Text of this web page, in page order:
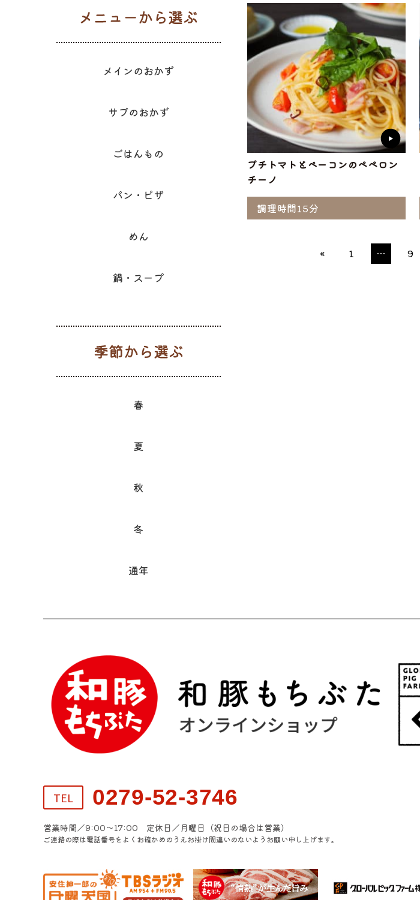
プチトマトとベーコンのペペロン
チーノ
調理時間15分
« 1 … 9
メインのおかず
サブのおかず
ごはんもの
パン・ピザ
めん
鍋・スープ
春
夏
秋
冬
通年
TEL 0279-52-3746
営業時間／9:00～17:00 定休日／月曜日（祝日の場合は営業）
ご連絡の際は電話番号をよくお確かめのうえお掛け間違いのないようお願い申し上げます。